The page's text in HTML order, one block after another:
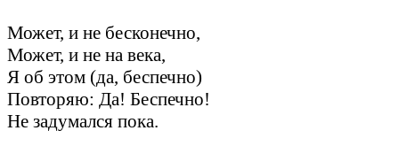
Может, и не бесконечно,
Может, и не на века,
Я об этом (да, беспечно)
Повторяю: Да! Беспечно!
Не задумался пока.